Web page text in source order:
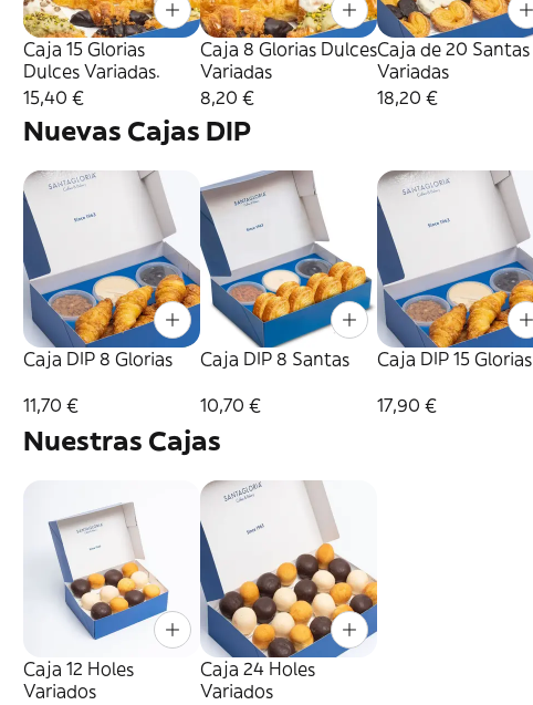
Caja 15 Glorias
Dulces Variadas.
15,40 €
Caja 8 Glorias Dulces
Variadas
8,20 €
Caja de 20 Santas
Variadas
18,20 €
Nuevas Cajas DIP
Caja DIP 8 Glorias
11,70 €
Caja DIP 8 Santas
10,70 €
Caja DIP 15 Glorias
17,90 €
Nuestras Cajas
Caja 12 Holes
Variados
Caja 24 Holes
Variados